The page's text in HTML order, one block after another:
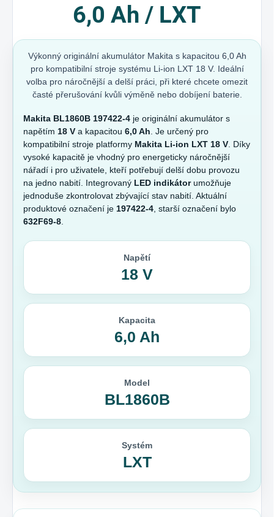
6,0 Ah / LXT
Výkonný originální akumulátor Makita s kapacitou 6,0 Ah
pro kompatibilní stroje systému Li-ion LXT 18 V. Ideální
volba pro náročnější a delší práci, při které chcete omezit
časté přerušování kvůli výměně nebo dobíjení baterie.
Makita BL1860B 197422-4 je originální akumulátor s
napětím 18 V a kapacitou 6,0 Ah . Je určený pro
kompatibilní stroje platformy Makita Li-ion LXT 18 V . Díky
vysoké kapacitě je vhodný pro energeticky náročnější
nářadí i pro uživatele, kteří potřebují delší dobu provozu
na jedno nabití. Integrovaný LED indikátorumožňuje
jednoduše zkontrolovat zbývající stav nabití. Aktuální
produktové označení je 197422-4 , starší označení bylo
632F69-8
Napětí
18 V
Kapacita
6,0 Ah
Model
BL1860B
Systém
LXT